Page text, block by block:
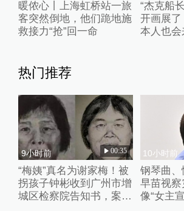
暖侬心丨上海虹桥站一旅
客突然倒地，他们跪地施
救接力“抢”回一命
“杰克船
开画展了
本人也会
热门推荐
9小时前 00:35
“梅姨”真名为谢家梅！被
拐孩子钟彬收到广州市增
城区检察院告知书，案件
10小时前
钢琴曲
早苗视
像“女主